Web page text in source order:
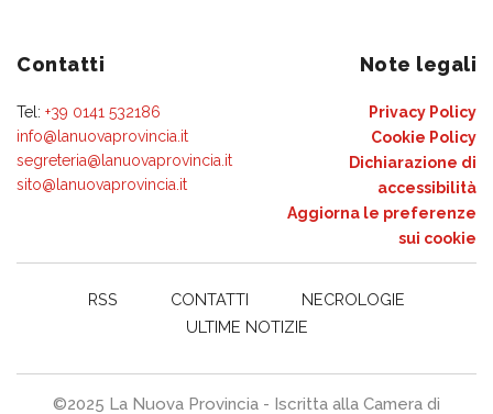
Contatti
Tel: +39 0141 532186
info@lanuovaprovincia.it
segreteria@lanuovaprovincia.it
sito@lanuovaprovincia.it
Note legali
Privacy Policy
Cookie Policy
Dichiarazione di
accessibilità
Aggiorna le preferenze
sui cookie
RSS CONTATTI
NECROLOGIE
ULTIME NOTIZIE
©2025 La Nuova Provincia - Iscritta alla Camera di